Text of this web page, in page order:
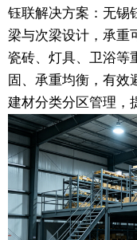
钰联解决方案：无锡
梁与次梁设计，承重
瓷砖、灯具、卫浴等
固、承重均衡，有效
建材分类分区管理，